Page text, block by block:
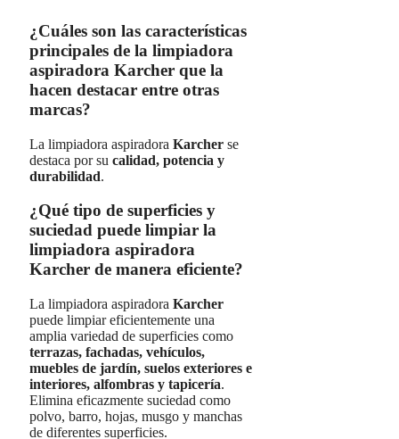
¿Cuáles son las características
principales de la limpiadora
aspiradora Karcher que la
hacen destacar entre otras
marcas?
La limpiadora aspiradora Karcher se
destaca por su calidad, potencia y
durabilidad.
¿Qué tipo de superficies y
suciedad puede limpiar la
limpiadora aspiradora
Karcher de manera eficiente?
La limpiadora aspiradora Karcher
puede limpiar eficientemente una
amplia variedad de superficies como
terrazas, fachadas, vehículos,
muebles de jardín, suelos exteriores e
interiores, alfombras y tapicería.
Elimina eficazmente suciedad como
polvo, barro, hojas, musgo y manchas
de diferentes superficies.